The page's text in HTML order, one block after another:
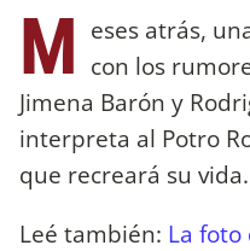
M eses atrás,
con los
Jimena Barón y
interpreta al Potro
que recreará su vida.
Leé también: La foto